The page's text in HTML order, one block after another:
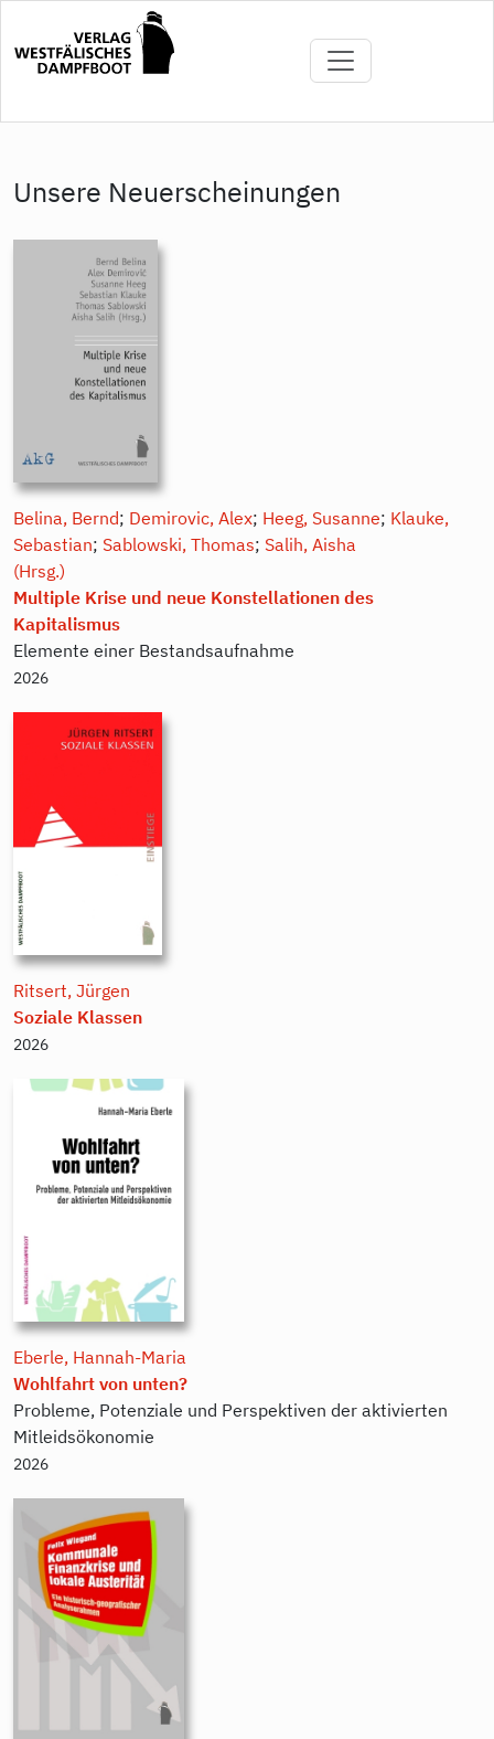
Inhalt
Unsere Neuerscheinungen
Belina, Bernd; Demirovic, Alex; Heeg, Susanne; Klauke,
Sebastian; Sablowski, Thomas; Salih, Aisha
(Hrsg.)
Multiple Krise und neue Konstellationen des
Kapitalismus
Elemente einer Bestandsaufnahme
2026
Ritsert, Jürgen
Soziale Klassen
2026
Eberle, Hannah-Maria
Wohlfahrt von unten?
Probleme, Potenziale und Perspektiven der aktivierten
Mitleidsökonomie
2026